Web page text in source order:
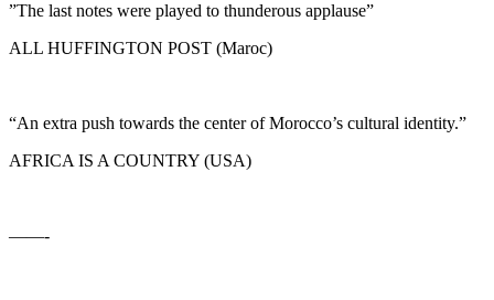
”The last notes were played to thunderous applause”
ALL HUFFINGTON POST (Maroc)
“An extra push towards the center of Morocco’s cultural identity.”
AFRICA IS A COUNTRY (USA)
——-